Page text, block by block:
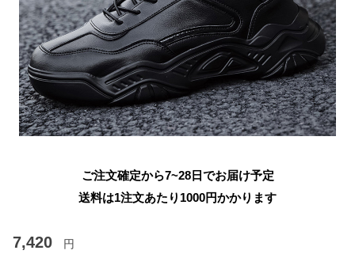
ご注文確定から7~28日でお届け予定
送料は1注文あたり 1000円かかります
7,420 円